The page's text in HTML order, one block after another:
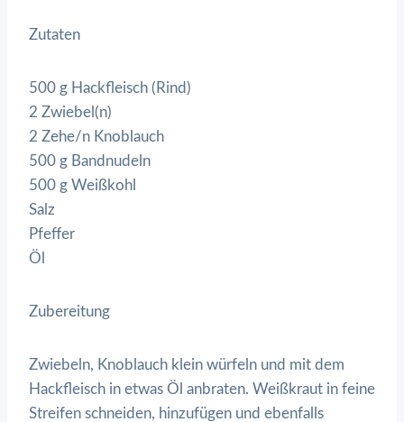
Zutaten
500 g Hackfleisch (Rind)
2 Zwiebel(n)
2 Zehe/n Knoblauch
500 g Bandnudeln
500 g Weißkohl
Salz
Pfeffer
Öl
Zubereitung
Zwiebeln, Knoblauch klein würfeln und mit dem
Hackfleisch in etwas Öl anbraten. Weißkraut in feine
Streifen schneiden, hinzufügen und ebenfalls